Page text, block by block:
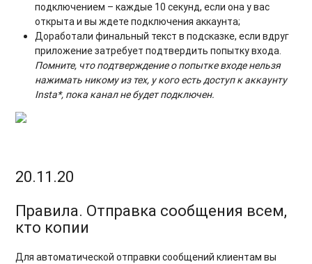
подключением – каждые 10 секунд, если она у вас
открыта и вы ждете подключения аккаунта;
Доработали финальный текст в подсказке, если вдруг
приложение затребует подтвердить попытку входа.
Помните, что подтверждение о попытке входе нельзя
нажимать никому из тех, у кого есть доступ к аккаунту
Insta*, пока канал не будет подключен.
20.11.20
Правила. Отправка сообщения всем,
кто копии
Для автоматической отправки сообщений клиентам вы